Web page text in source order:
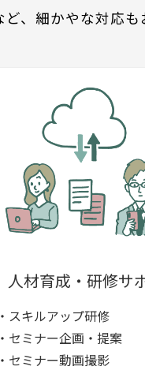
、細かやな対応
人材育成・研修サ
・スキルアップ研修
・セミナー企画・提案
・セミナー動画撮影